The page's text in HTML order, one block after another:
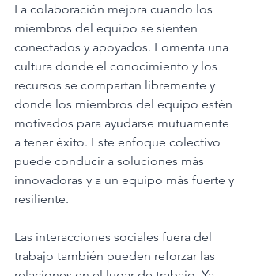
La colaboración mejora cuando los
miembros del equipo se sienten
conectados y apoyados. Fomenta una
cultura donde el conocimiento y los
recursos se compartan libremente y
donde los miembros del equipo estén
motivados para ayudarse mutuamente
a tener éxito. Este enfoque colectivo
puede conducir a soluciones más
innovadoras y a un equipo más fuerte y
resiliente.
Las interacciones sociales fuera del
trabajo también pueden reforzar las